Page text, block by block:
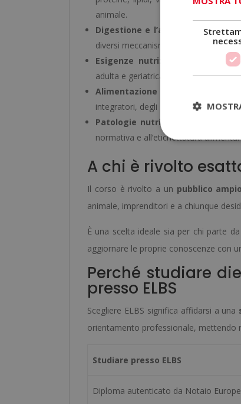
animale.
Digestione e l’adattamento
diversi meccanismi digestivi.
Esigenze nutrizionali nelle
adulta e geriatrica. Questo ti
Alimentazione di animale
.
integratori, degli snack e dei criteri di
Patologie nutrizionali più comuni
normativa e all’etichettatura
A chi è rivolto
Il corso è rivolto a un pubblico
animale, imprenditori e a chiunque
È una scelta ideale sia per chi parte
aggiornare le proprie conoscenze con
Perché studiare
presso ELBS
Scegliere ELBS significa affidarsi a una
orientamento professionale, mettendo
Studiare presso ELBS
Diploma autenticato da Notaio